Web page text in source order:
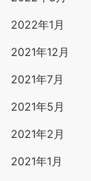
2022年1月
2021年12月
2021年7月
2021年5月
2021年2月
2021年1月